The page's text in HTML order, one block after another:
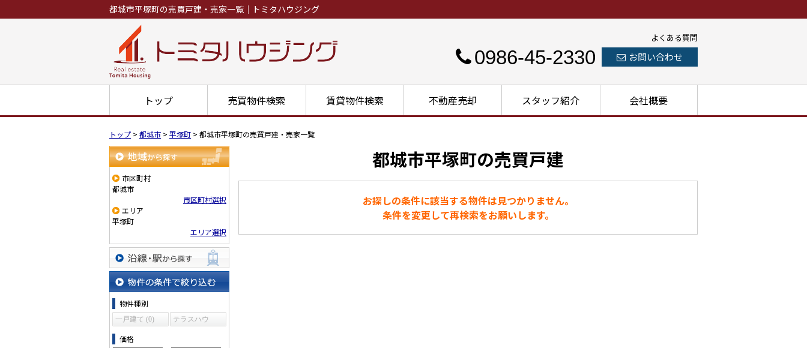
都城市平塚町の売買戸建・売家一覧｜トミタハウジング
よくある質問
お問い合わせ
0986-45-2330
トップ 売買物件検索 賃貸物件検索 不動産売却 スタッフ紹介 会社概要
トップ > 都城市 > 平塚町 > 都城市平塚町の売買戸建・売家一覧
地域から探す
市区町村
都城市
市区町村選択
エリア
平塚町
エリア選択
沿線・駅から探す
物件の条件で絞り込む
物件種別
一戸建て (0)
テラスハウ
価格
都城市平塚町の売買戸建
お探しの条件に該当する物件は見つかりません。
条件を変更して再検索をお願いします。